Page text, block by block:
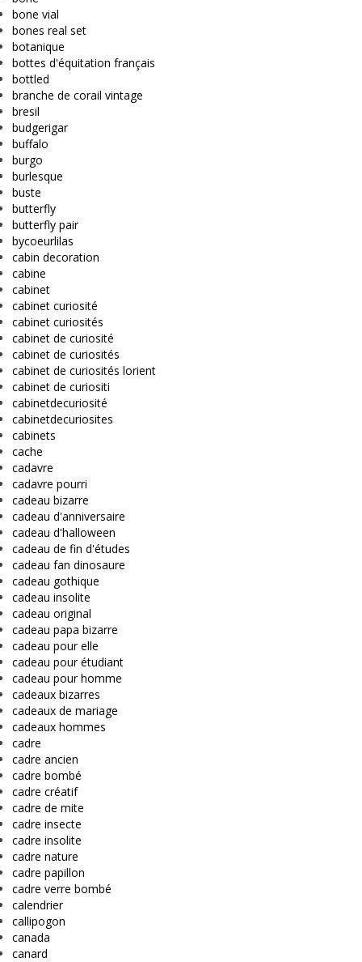
bone vial
bones real set
botanique
bottes d'équitation français
bottled
branche de corail vintage
bresil
budgerigar
buffalo
burgo
burlesque
buste
butterfly
butterfly pair
bycoeurlilas
cabin decoration
cabine
cabinet
cabinet curiosité
cabinet curiosités
cabinet de curiosité
cabinet de curiosités
cabinet de curiosités lorient
cabinet de curiositi
cabinetdecuriosité
cabinetdecuriosites
cabinets
cache
cadavre
cadavre pourri
cadeau bizarre
cadeau d'anniversaire
cadeau d'halloween
cadeau de fin d'études
cadeau fan dinosaure
cadeau gothique
cadeau insolite
cadeau original
cadeau papa bizarre
cadeau pour elle
cadeau pour étudiant
cadeau pour homme
cadeaux bizarres
cadeaux de mariage
cadeaux hommes
cadre
cadre ancien
cadre bombé
cadre créatif
cadre de mite
cadre insecte
cadre insolite
cadre nature
cadre papillon
cadre verre bombé
calendrier
callipogon
canada
canard